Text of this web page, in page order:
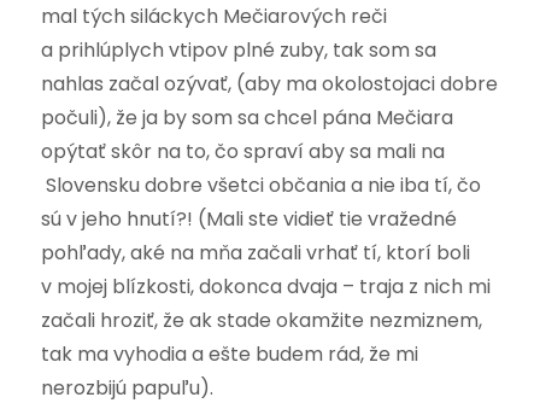
mal tých siláckych Mečiarových reči
a prihlúplych vtipov plné zuby, tak som sa
nahlas začal ozývať, (aby ma okolostojaci dobre
počuli), že ja by som sa chcel pána Mečiara
opýtať skôr na to, čo spraví aby sa mali na
Slovensku dobre všetci občania a nie iba tí, čo
sú v jeho hnutí?! (Mali ste vidieť tie vražedné
pohľady, aké na mňa začali vrhať tí, ktorí boli
v mojej blízkosti, dokonca dvaja – traja z nich mi
začali hroziť, že ak stade okamžite nezmiznem,
tak ma vyhodia a ešte budem rád, že mi
nerozbijú papuľu).